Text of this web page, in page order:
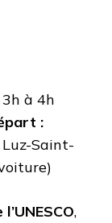
3h à 4h
:
Saint-
,